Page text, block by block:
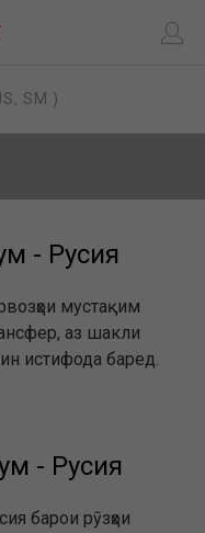
( TJS, SM )
- Русия
мустақим
аз шакли
истифода баред.
- Русия
барои рӯзҳои